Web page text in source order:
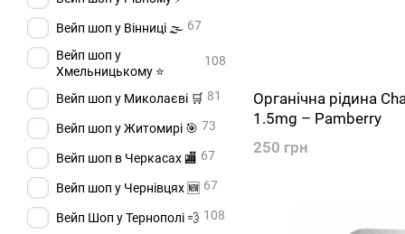
Органічна рідина
1.5mg – Pamberry
250 грн
Вейп шоп у Вінниці 🌫️ 67
Вейп шоп у
Хмельницькому ⭐
108
Вейп шоп у Миколаєві 🛒 81
Вейп шоп у Житомирі 🎯 73
Вейп шоп в Черкасах 🏬 67
Вейп шоп у Чернівцях 🆕 67
Вейп Шоп у Тернополі 💨 108